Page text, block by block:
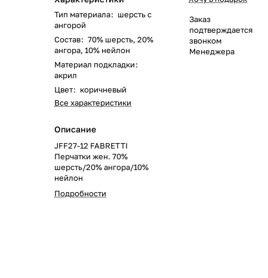
Тип материала: шерсть с
ангорой
Состав: 70% шерсть, 20%
ангора, 10% нейлон
Материал подкладки:
акрил
Цвет: коричневый
Все характеристики
Описание
JFF27-12 FABRETTI
Перчатки жен. 70%
шерсть/20% ангора/10%
нейлон
Подробности
Заказ
подтверждается
звонком
Менеджера